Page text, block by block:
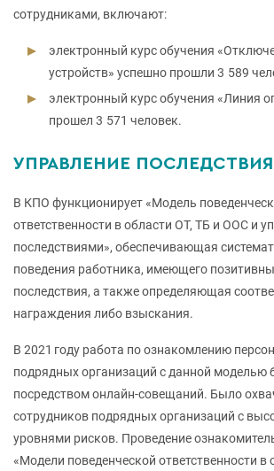
сотрудниками, включают:
электронный курс обучения
устройств» успешно прошли 3 589
электронный курс обучения «Линия
прошел 3 571 человек.
УПРАВЛЕНИЕ
В КПО функционирует «Модель
ответственности в области ОТ, ТБ и ООС и
последствиями», обеспечивающая
поведения работника, имеющего
последствия, а также определяющая
награждения либо взыскания.
В 2021 году работа по ознакомлению
подрядных организаций с данной моделью
посредством онлайн-совещаний. Было
сотрудников подрядных организаций с
уровнями рисков. Проведение
«Модели поведенческой ответственности в